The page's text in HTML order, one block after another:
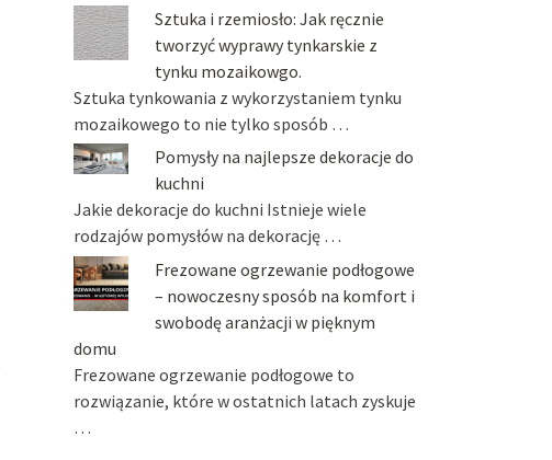
Sztuka i rzemiosło: Jak ręcznie
tworzyć wyprawy tynkarskie z
tynku mozaikowgo.
Sztuka tynkowania z wykorzystaniem tynku
mozaikowego to nie tylko sposób …
Pomysły na najlepsze dekoracje do
kuchni
Jakie dekoracje do kuchni Istnieje wiele
rodzajów pomysłów na dekorację …
Frezowane ogrzewanie podłogowe
– nowoczesny sposób na komfort i
swobodę aranżacji w pięknym
domu
Frezowane ogrzewanie podłogowe to
rozwiązanie, które w ostatnich latach zyskuje
…